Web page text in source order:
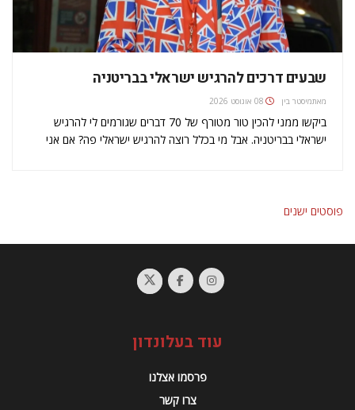
שבעים דרכים להרגיש ישראלי בבריטניה
מאתמיסטר בין 08 אוגוסט 2026
ביקשו ממני להכין טור מטורף של 70 דברים שגורמים לי להרגיש
ישראלי בבריטניה. אבל מי בכלל רוצה להרגיש ישראלי פה? אם אני
ניווט
פוסטים ישנים
עוד בעלונדון
פרסמו אצלנו
צרו קשר